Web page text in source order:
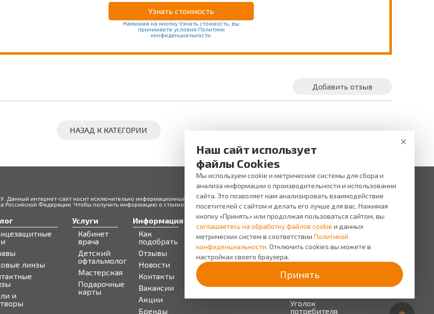
Нажимая на кнопку Узнать стоимость, вы
принимаете условия Политики
конфиденциальности.
Добавить отзыв
НАЗАД К КАТЕГОРИИ
интернет-сайт носит исключительно информационный характер и ни при каких условиях не является публичной офертой,
Российской Федерации. Чтобы получить информацию о стоимости товаров и услуг, пожалуйста, обращайтесь в салоны оптики ВИЖУ.
линзы
и
Услуги
Кабинет
врача
Детский
офтальмолог
Мастерская
Подарочные
карты
Информация
Как
подобрать
Отзывы
Новости
Контакты
Вакансии
Акции
Бренды
Сервисы
Запись на прием
Бонусная
программа
О компании
О
компании
Новости
Прайс-
Уголок
потребителя
Наш сайт использует
файлы Cookies
Мы используем cookie и метрические системы для сбора и
анализа информации о производительности и использовании
сайта. Это позволяет нам анализировать взаимодействие
посетителей с сайтом и делать его лучше для вас. Нажимая
кнопку «Принять» или продолжая пользоваться сайтом, вы
соглашаетесь на обработку файлов cookie и данных
метрических систем в соответствии Политикой
конфиденциальности. Отключить cookies вы можете в
настройках своего браузера.
Принять